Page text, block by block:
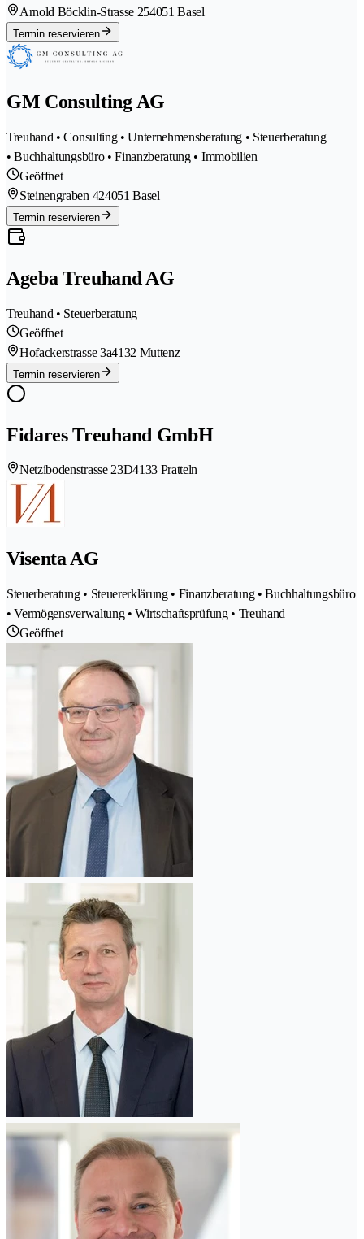
Arnold Böcklin-Strasse 254051 Basel
Termin reservieren
GM Consulting AG
Treuhand • Consulting • Unternehmensberatung • Steuerberatung
• Buchhaltungsbüro • Finanzberatung • Immobilien
Geöffnet
Steinengraben 424051 Basel
Termin reservieren
Ageba Treuhand AG
Treuhand • Steuerberatung
Geöffnet
Hofackerstrasse 3a4132 Muttenz
Termin reservieren
Fidares Treuhand GmbH
Netzibodenstrasse 23D4133 Pratteln
Visenta AG
Steuerberatung • Steuererklärung • Finanzberatung • Buchhaltungsbüro
• Vermögensverwaltung • Wirtschaftsprüfung • Treuhand
Geöffnet